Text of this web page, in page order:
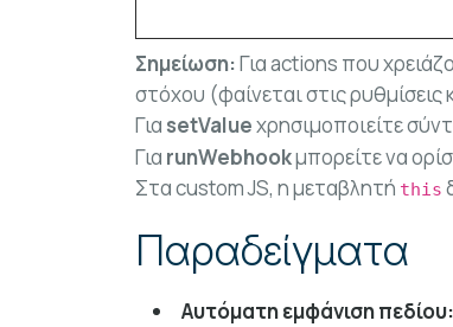
Σημείωση:Για actions που
στόχου (φαίνεται στις ρυθμίσεις
Για setValueχρησιμοποιείτε
Για runWebhookμπορείτε να
Στα custom JS, η μεταβλητή this
Παραδείγματα
Αυτόματη εμφάνιση πεδίου: